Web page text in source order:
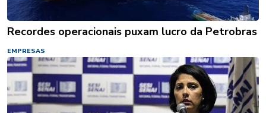
Recordes operacionais puxam lucro da Petrobras
EMPRESAS